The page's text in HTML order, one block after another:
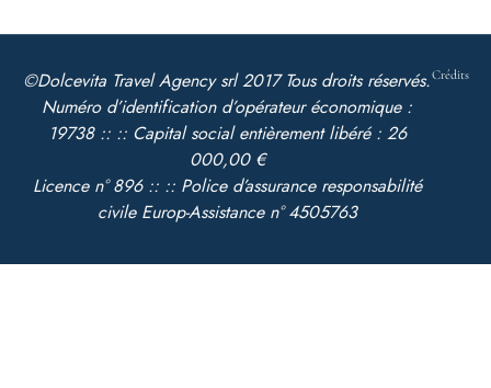
©Dolcevita Travel Agency srl 2017 Tous droits réservés.
Numéro d’identification d’opérateur économique :
19738 :: :: Capital social entièrement libéré : 26
000,00 €
Licence n° 896 :: :: Police d’assurance responsabilité
civile Europ-Assistance n° 4505763
Crédits